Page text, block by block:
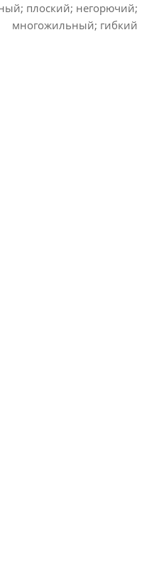
плоский; негорючий;
многожильный; гибкий